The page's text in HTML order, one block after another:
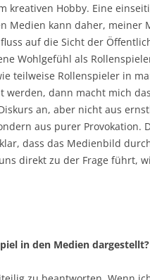
kreativen Hobby. Eine
Medien kann daher, meiner
auf die Sicht der
Wohlgefühl als
teilweise Rollenspieler in
werden, dann macht mich
an, aber nicht aus
aus purer Provokation.
dass das Medienbild
direkt zu der Frage führt,
in den Medien dargestellt?